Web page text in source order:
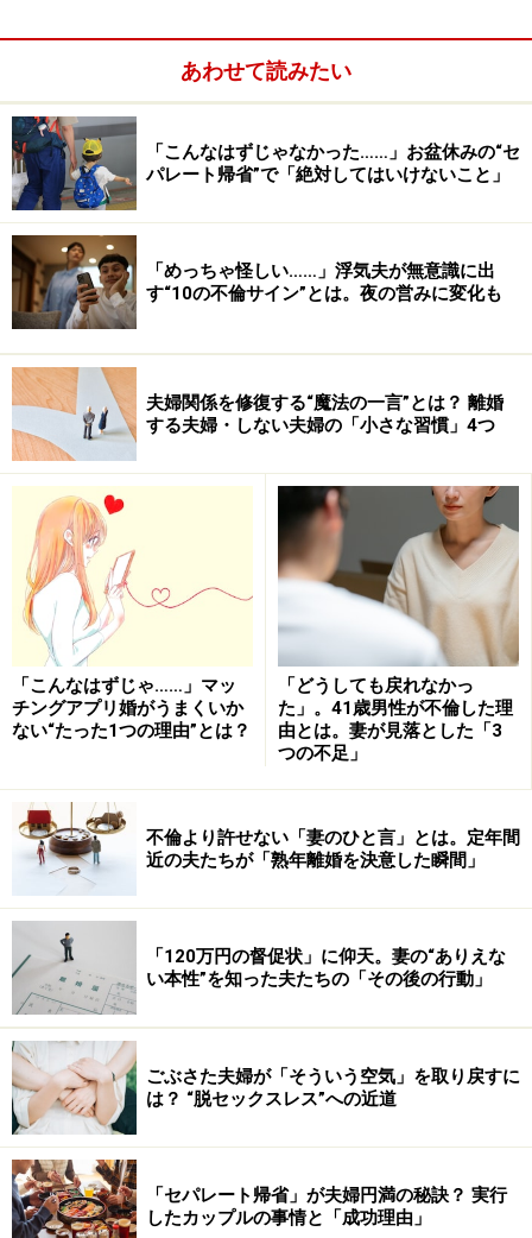
あわせて読みたい
「こんなはずじゃなかった……」お盆休みの“セ
パレート帰省”で「絶対してはいけないこと」
「めっちゃ怪しい……」浮気夫が無意識に出
す“10の不倫サイン”とは。夜の営みに変化も
夫婦関係を修復する“魔法の一言”とは？ 離婚
する夫婦・しない夫婦の「小さな習慣」4つ
「こんなはずじゃ……」マッ
チングアプリ婚がうまくいか
ない“たった1つの理由”とは？
「どうしても戻れなかっ
た」。41歳男性が不倫した理
由とは。妻が見落とした「3
つの不足」
不倫より許せない「妻のひと言」とは。定年間
近の夫たちが「熟年離婚を決意した瞬間」
「120万円の督促状」に仰天。妻の“ありえな
い本性”を知った夫たちの「その後の行動」
ごぶさた夫婦が「そういう空気」を取り戻すに
は？ “脱セックスレス”への近道
「セパレート帰省」が夫婦円満の秘訣？ 実行
したカップルの事情と「成功理由」